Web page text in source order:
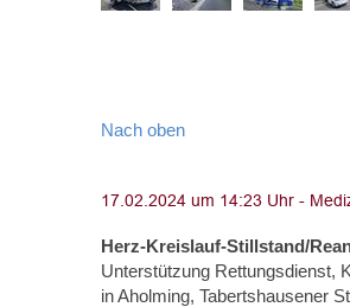
Nach oben
Herz-Kreislauf-Stillstand/
Unterstützung Rettungsdienst,
in Aholming, Tabertshausener